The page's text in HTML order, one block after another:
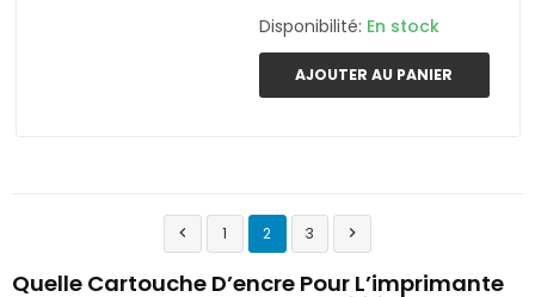
Disponibilité: En stock
AJOUTER AU PANIER
 1 2 3 
Quelle Cartouche D’encre Pour L’imprimante